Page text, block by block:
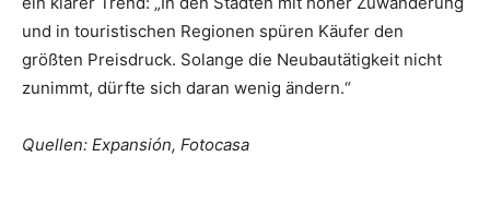
und in touristischen Regionen spüren Käufer den
größten Preisdruck. Solange die Neubautätigkeit nicht
zunimmt, dürfte sich daran wenig ändern.“
Quellen: Expansión, Fotocasa